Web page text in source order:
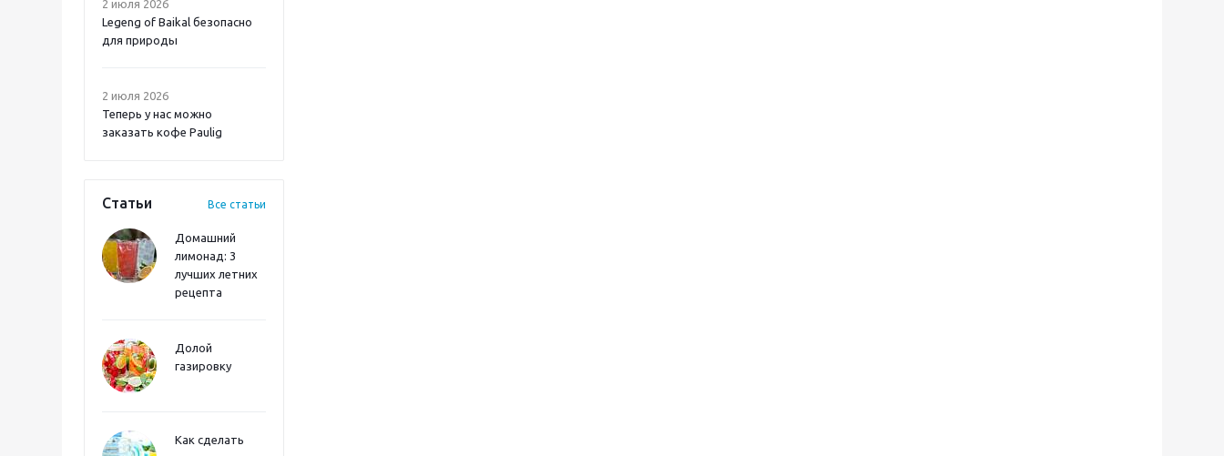
2 июля 2026
Legeng of Baikal безопасно
для природы
2 июля 2026
Теперь у нас можно
заказать кофе Paulig
Статьи Все статьи
Домашний
лимонад: 3
лучших летних
рецепта
Долой
газировку
Как сделать